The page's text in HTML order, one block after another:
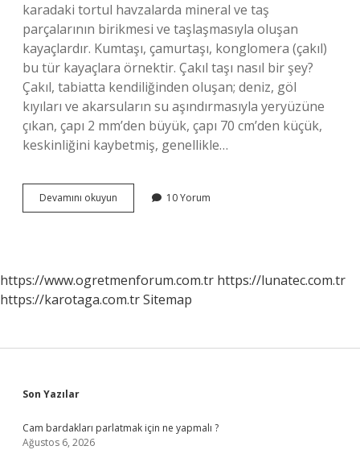
karadaki tortul havzalarda mineral ve taş
parçalarının birikmesi ve taşlaşmasıyla oluşan
kayaçlardır. Kumtaşı, çamurtaşı, konglomera (çakıl)
bu tür kayaçlara örnektir. Çakıl taşı nasıl bir şey?
Çakıl, tabiatta kendiliğinden oluşan; deniz, göl
kıyıları ve akarsuların su aşındırmasıyla yeryüzüne
çıkan, çapı 2 mm’den büyük, çapı 70 cm’den küçük,
keskinliğini kaybetmiş, genellikle…
Devamını okuyun
Taşının
10 Yorum
https://www.ogretmenforum.com.tr https://lunatec.com.tr
https://karotaga.com.trSitemap
Sidebar
Son Yazılar
Cam bardakları parlatmak için ne yapmalı ?
Ağustos 6, 2026